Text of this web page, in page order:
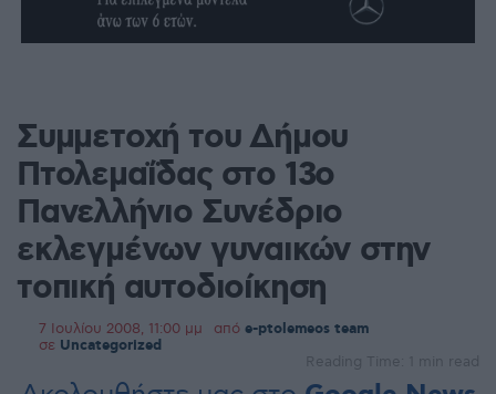
Συμμετοχή του Δήμου
Πτολεμαΐδας στο 13ο
Πανελλήνιο Συνέδριο
εκλεγμένων γυναικών στην
τοπική αυτοδιοίκηση
7 Ιουλίου 2008, 11:00 μμ από e-ptolemeos team
σε Uncategorized
Reading Time: 1 min read